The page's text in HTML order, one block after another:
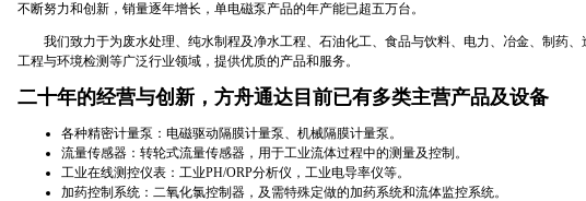
不断努力和创新，销量逐年增长，单电磁泵产品的年产能已超五万台。
我们致力于为废水处理、纯水制程及净水工程、石油化工、食品与饮料、电力、冶金、制药、
工程与环境检测等广泛行业领域，提供优质的产品和服务。
二十年的经营与创新，方舟通达目前已有多类主营产品及设备
各种精密计量泵：电磁驱动隔膜计量泵、机械隔膜计量泵。
流量传感器：转轮式流量传感器，用于工业流体过程中的测量及控制。
工业在线测控仪表：工业PH/ORP分析仪，工业电导率仪等。
加药控制系统：二氧化氯控制器，及需特殊定做的加药系统和流体监控系统。